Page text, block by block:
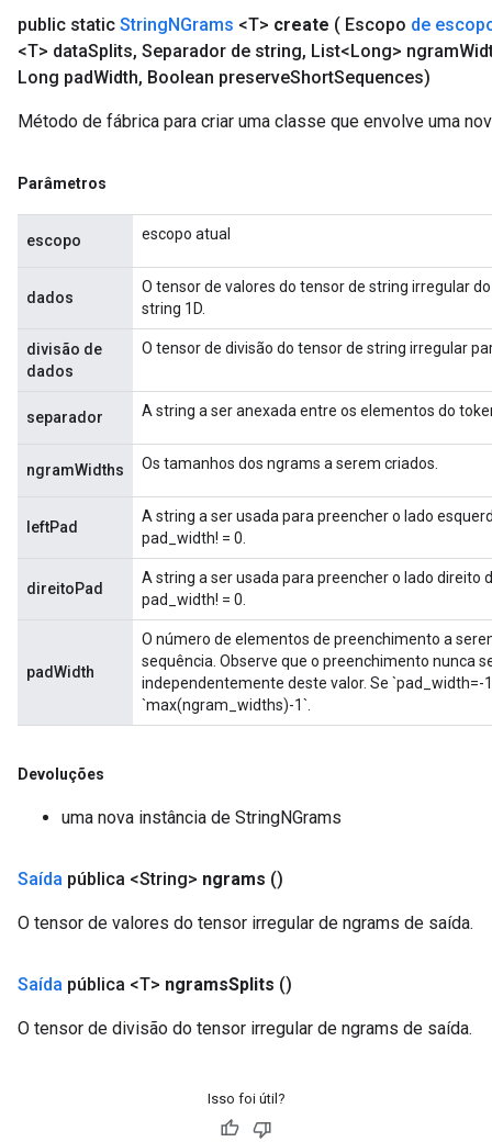
public static StringNGrams <T> create ( Escopo de
<T> dataSplits, Separador de string, List<Long> ngram
Long padWidth, Boolean preserveShortSequences)
Método de fábrica para criar uma classe que envolve uma
Parâmetros
escopo escopo atual
dados
O tensor de valores do tensor de string irregular
string 1D.
divisão de
dados
O tensor de divisão do tensor de string irregular
separador A string a ser anexada entre os elementos do
ngramWidths Os tamanhos dos ngrams a serem criados.
leftPad
A string a ser usada para preencher o lado
pad_width! = 0.
direitoPad
A string a ser usada para preencher o lado direito
pad_width! = 0.
padWidth
O número de elementos de preenchimento a
sequência. Observe que o preenchimento nunca
independentemente deste valor. Se `pad_width=-
`max(ngram_widths)-1`.
Devoluções
uma nova instância de StringNGrams
Saída pública <String> ngrams ()
O tensor de valores do tensor irregular de ngrams de saída.
Saída pública <T> ngramsSplits ()
O tensor de divisão do tensor irregular de ngrams de saída.
Isso foi útil?